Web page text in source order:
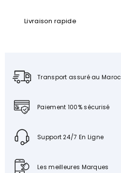
Livraison rapide
Transport assuré au Maroc
Paiement 100% sécurisé
Support 24/7 En Ligne
Les meilleures Marques